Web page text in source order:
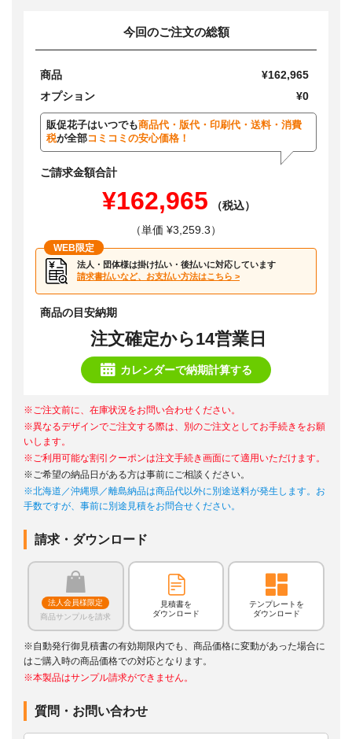
今回のご注文の総額
商品
¥162,965
オプション
¥0
販促花子はいつでも商品代・版代・印刷代・送料・消費
税が全部コミコミの安心価格！
ご請求金額合計
¥162,965
（税込）
（単価 ¥3,259.3）
WEB限定
法人・団体様は掛け払い・後払いに対応しています
請求書払いなど、お支払い方法はこちら >
商品の目安納期
注文確定から14営業日
カレンダーで納期計算する
※ご注文前に、在庫状況をお問い合わせください。
※異なるデザインでご注文する際は、別のご注文としてお手続きをお願
いします。
※ご利用可能な割引クーポンは注文手続き画面にて適用いただけます。
※ご希望の納品日がある方は事前にご相談ください。
※北海道／沖縄県／離島納品は商品代以外に別途送料が発生します。お
手数ですが、事前に別途見積をお問合せください。
請求・ダウンロード
法人会員様限定
商品サンプルを請求
見積書を
ダウンロード
テンプレートを
ダウンロード
※自動発行御見積書の有効期限内でも、商品価格に変動があった場合に
はご購入時の商品価格での対応となります。
※本製品はサンプル請求ができません。
質問・お問い合わせ